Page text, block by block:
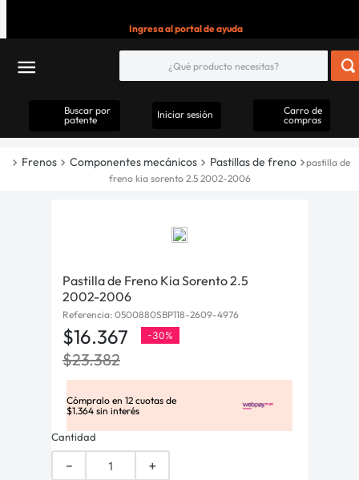
Ingresa al portal de ayuda
Buscar por
patente
Iniciar sesión
Carro de
compras
Frenos Componentes mecánicos Pastillas de freno
pastilla de
freno kia sorento 2.5 2002-2006
Pastilla de Freno Kia Sorento 2.5
2002-2006
Referencia: 0500880SBP118-2609-4976
$16.367 -30%
$23.382
Cómpralo en 12 cuotas de
$1.364 sin interés
Cantidad
＋
－